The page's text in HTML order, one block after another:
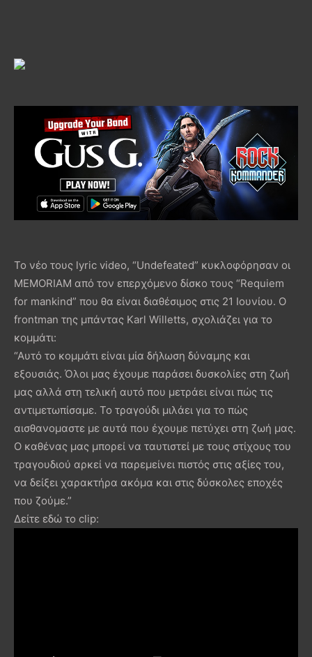
Το νέο τους lyric video, “Undefeated” κυκλοφόρησαν οι
MEMORIAM από τον επερχόμενο δίσκο τους “Requiem
for mankind” που θα είναι διαθέσιμος στις 21 Ιουνίου. Ο
frontman της μπάντας Karl Willetts, σχολιάζει για το
κομμάτι:
“Αυτό το κομμάτι είναι μία δήλωση δύναμης και
εξουσιάς. Όλοι μας έχουμε παράσει δυσκολίες στη ζωή
μας αλλά στη τελική αυτό που μετράει είναι πώς τις
αντιμετωπίσαμε. Το τραγούδι μιλάει για το πώς
αισθανομαστε με αυτά που έχουμε πετύχει στη ζωή μας.
Ο καθένας μας μπορεί να ταυτιστεί με τους στίχους του
τραγουδιού αρκεί να παρεμείνει πιστός στις αξίες του,
να δείξει χαρακτήρα ακόμα και στις δύσκολες εποχές
που ζούμε.”
Δείτε εδώ το clip: